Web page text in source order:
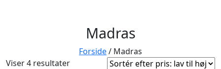
Madras
Forside/ Madras
Viser 4 resultaterSorteret